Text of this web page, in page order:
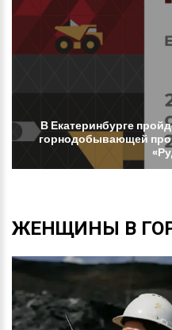
В Екатеринбурге
горнодобывающей
ЖЕНЩИНЫ В